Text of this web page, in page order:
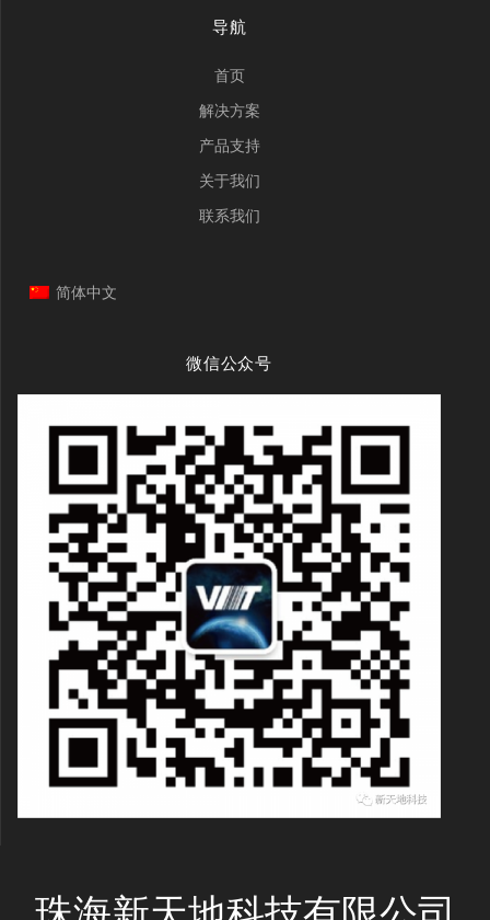
导航
首页
解决方案
产品支持
关于我们
联系我们
简体中文
微信公众号